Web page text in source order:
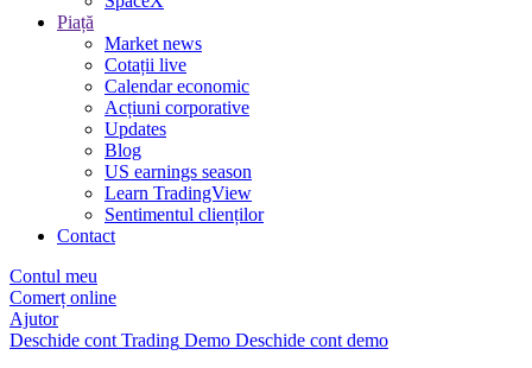
Piață
Market news
Cotații live
Calendar economic
Acțiuni corporative
Updates
Blog
US earnings season
Learn TradingView
Sentimentul clienților
Contact
Contul meu
Comerț online
Ajutor
Deschide cont Trading Demo Deschide cont demo